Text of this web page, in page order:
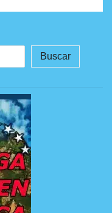
Buscar